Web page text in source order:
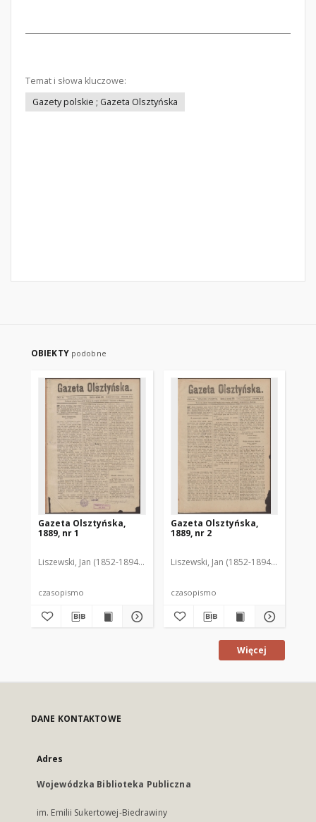
Temat i słowa kluczowe:
Gazety polskie ; Gazeta Olsztyńska
OBIEKTY podobne
Gazeta Olsztyńska,
1889, nr 1
Liszewski, Jan (1852-1894). Red.
czasopismo
Gazeta Olsztyńska,
1889, nr 2
Liszewski, Jan (1852-1894). Red.
czasopismo
Więcej
DANE KONTAKTOWE
Adres
Wojewódzka Biblioteka Publiczna
im. Emilii Sukertowej-Biedrawiny